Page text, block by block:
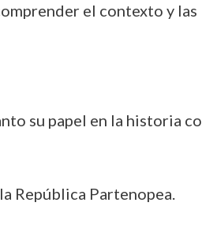
el contexto y las
su papel en la historia
República Partenopea.